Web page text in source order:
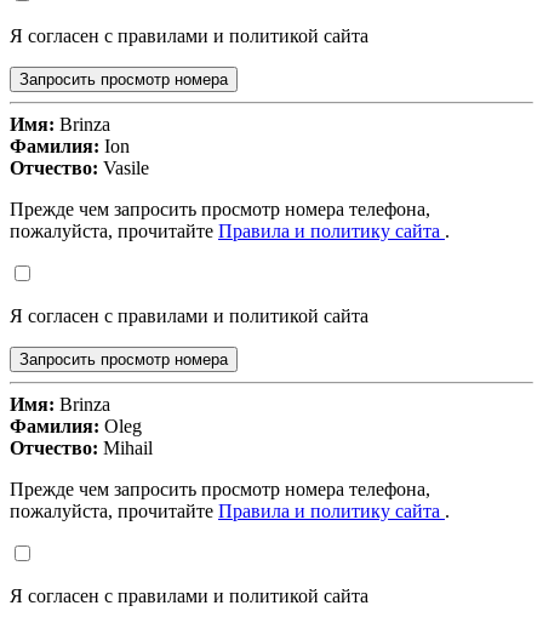
Я согласен с правилами и политикой сайта
Запросить просмотр номера
Имя: Brinza
Фамилия: Ion
Отчество: Vasile
Прежде чем запросить просмотр номера телефона,
пожалуйста, прочитайте Правила и политику сайта .
Я согласен с правилами и политикой сайта
Запросить просмотр номера
Имя: Brinza
Фамилия: Oleg
Отчество: Mihail
Прежде чем запросить просмотр номера телефона,
пожалуйста, прочитайте Правила и политику сайта .
Я согласен с правилами и политикой сайта